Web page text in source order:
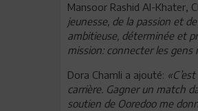
Mansoor Rashid Al-Khater,
jeunesse, de la passion et
ambitieuse, déterminée et
mission: connecter les gens
Dora Chamli a ajouté:
carrière. Gagner un match
soutien de Ooredoo me